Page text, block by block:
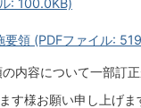
: 100.0KB)
要領 (PDFファイル:
内容について一部訂正
す様お願い申し上げま